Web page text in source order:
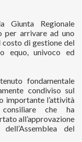
Giunta Regionale
per arrivare ad uno
di gestione del
equo, univoco ed
fondamentale
condiviso sul
importante l’attività
consiliare che ha
all’approvazione
del